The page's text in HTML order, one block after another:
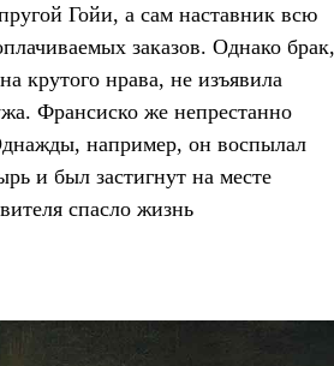
Гойи, а сам наставник всю
заказов. Однако брак,
крутого нрава, не изъявила
Франсиско же непрестанно
например, он воспылал
и был застигнут на месте
спасло жизнь